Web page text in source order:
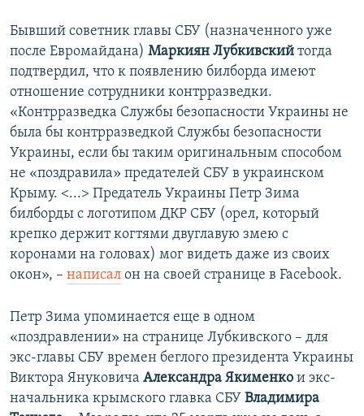
Бывший советник главы СБУ (назначенного уже
после Евромайдана) Маркиян Лубкивский тогда
подтвердил, что к появлению билборда имеют
отношение сотрудники контрразведки.
«Контрразведка Службы безопасности Украины не
была бы контрразведкой Службы безопасности
Украины, если бы таким оригинальным способом
не «поздравила» предателей СБУ в украинском
Крыму. <...> Предатель Украины Петр Зима
билборды с логотипом ДКР СБУ (орел, который
крепко держит когтями двуглавую змею с
коронами на головах) мог видеть даже из своих
окон», – написал он на своей странице в Facebook.
Петр Зима упоминается еще в одном
«поздравлении» на странице Лубкивского – для
экс-главы СБУ времен беглого президента Украины
Виктора Януковича Александра Якименко и экс-
начальника крымского главка СБУ Владимира